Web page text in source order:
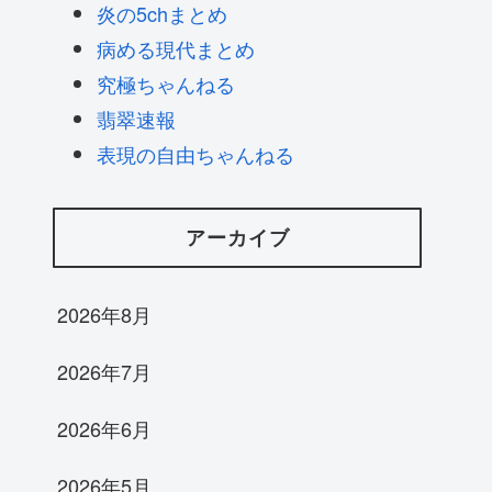
炎の5chまとめ
病める現代まとめ
究極ちゃんねる
翡翠速報
表現の自由ちゃんねる
アーカイブ
2026年8月
2026年7月
2026年6月
2026年5月